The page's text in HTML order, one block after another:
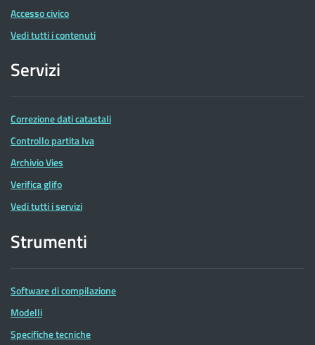
Accesso civico
Vedi tutti i contenuti
Servizi
Correzione dati catastali
Controllo partita Iva
Archivio Vies
Verifica glifo
Vedi tutti i servizi
Strumenti
Software di compilazione
Modelli
Specifiche tecniche